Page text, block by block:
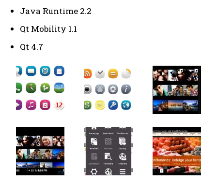
Java Runtime 2.2
Qt Mobility 1.1
Qt 4.7